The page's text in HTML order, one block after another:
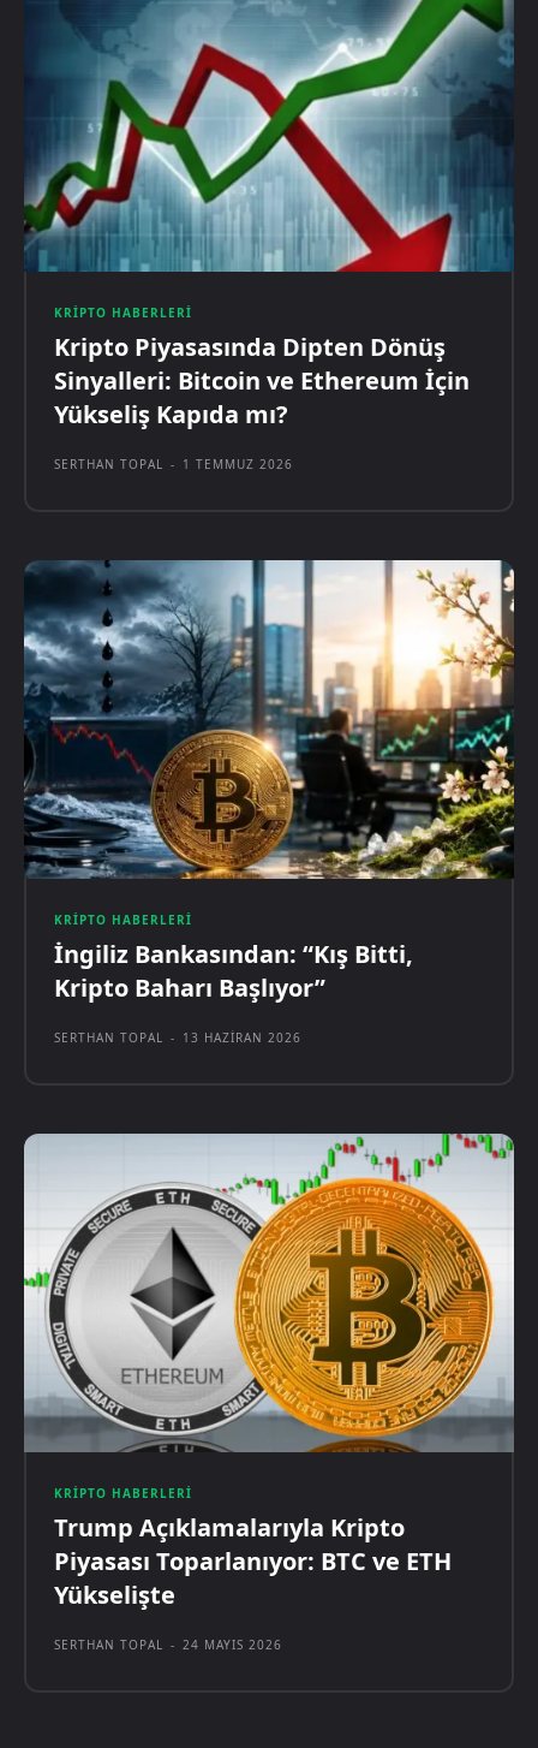
KRIPTO HABERLERI
Kripto Piyasasında Dipten Dönüş
Sinyalleri: Bitcoin ve Ethereum İçin
Yükseliş Kapıda mı?
SERTHAN TOPAL - 1 TEMMUZ 2026
KRIPTO HABERLERI
İngiliz Bankasından: “Kış Bitti,
Kripto Baharı Başlıyor”
SERTHAN TOPAL - 13 HAZIRAN 2026
KRIPTO HABERLERI
Trump Açıklamalarıyla Kripto
Piyasası Toparlanıyor: BTC ve ETH
Yükselişte
SERTHAN TOPAL - 24 MAYIS 2026